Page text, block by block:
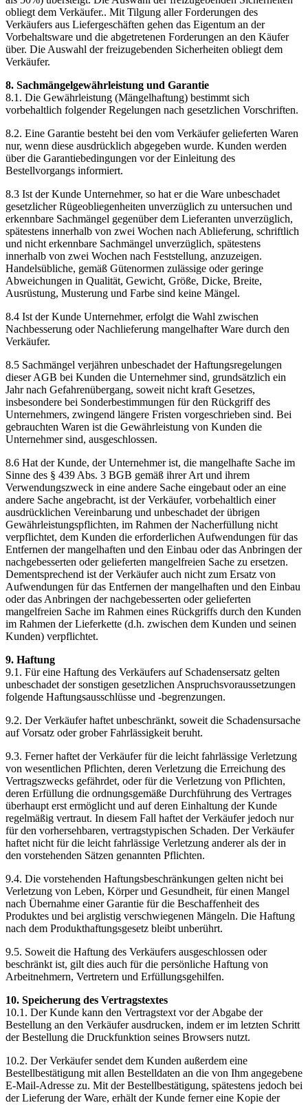
obliegt dem Verkäufer.. Mit Tilgung aller Forderungen des
Verkäufers aus Liefergeschäften gehen das Eigentum an der
Vorbehaltsware und die abgetretenen Forderungen an den Käufer
über. Die Auswahl der freizugebenden Sicherheiten obliegt dem
Verkäufer.
8. Sachmängelgewährleistung und Garantie
8.1. Die Gewährleistung (Mängelhaftung) bestimmt sich
vorbehaltlich folgender Regelungen nach gesetzlichen Vorschriften.
8.2. Eine Garantie besteht bei den vom Verkäufer gelieferten Waren
nur, wenn diese ausdrücklich abgegeben wurde. Kunden werden
über die Garantiebedingungen vor der Einleitung des
Bestellvorgangs informiert.
8.3 Ist der Kunde Unternehmer, so hat er die Ware unbeschadet
gesetzlicher Rügeobliegenheiten unverzüglich zu untersuchen und
erkennbare Sachmängel gegenüber dem Lieferanten unverzüglich,
spätestens innerhalb von zwei Wochen nach Ablieferung, schriftlich
und nicht erkennbare Sachmängel unverzüglich, spätestens
innerhalb von zwei Wochen nach Feststellung, anzuzeigen.
Handelsübliche, gemäß Gütenormen zulässige oder geringe
Abweichungen in Qualität, Gewicht, Größe, Dicke, Breite,
Ausrüstung, Musterung und Farbe sind keine Mängel.
8.4 Ist der Kunde Unternehmer, erfolgt die Wahl zwischen
Nachbesserung oder Nachlieferung mangelhafter Ware durch den
Verkäufer.
8.5 Sachmängel verjähren unbeschadet der Haftungsregelungen
dieser AGB bei Kunden die Unternehmer sind, grundsätzlich ein
Jahr nach Gefahrenübergang, soweit nicht kraft Gesetzes,
insbesondere bei Sonderbestimmungen für den Rückgriff des
Unternehmers, zwingend längere Fristen vorgeschrieben sind. Bei
gebrauchten Waren ist die Gewährleistung von Kunden die
Unternehmer sind, ausgeschlossen.
8.6 Hat der Kunde, der Unternehmer ist, die mangelhafte Sache im
Sinne des § 439 Abs. 3 BGB gemäß ihrer Art und ihrem
Verwendungszweck in eine andere Sache eingebaut oder an eine
andere Sache angebracht, ist der Verkäufer, vorbehaltlich einer
ausdrücklichen Vereinbarung und unbeschadet der übrigen
Gewährleistungspflichten, im Rahmen der Nacherfüllung nicht
verpflichtet, dem Kunden die erforderlichen Aufwendungen für das
Entfernen der mangelhaften und den Einbau oder das Anbringen der
nachgebesserten oder gelieferten mangelfreien Sache zu ersetzen.
Dementsprechend ist der Verkäufer auch nicht zum Ersatz von
Aufwendungen für das Entfernen der mangelhaften und den Einbau
oder das Anbringen der nachgebesserten oder gelieferten
mangelfreien Sache im Rahmen eines Rückgriffs durch den Kunden
im Rahmen der Lieferkette (d.h. zwischen dem Kunden und seinen
Kunden) verpflichtet.
9. Haftung
9.1. Für eine Haftung des Verkäufers auf Schadensersatz gelten
unbeschadet der sonstigen gesetzlichen Anspruchsvoraussetzungen
folgende Haftungsausschlüsse und -begrenzungen.
9.2. Der Verkäufer haftet unbeschränkt, soweit die Schadensursache
auf Vorsatz oder grober Fahrlässigkeit beruht.
9.3. Ferner haftet der Verkäufer für die leicht fahrlässige Verletzung
von wesentlichen Pflichten, deren Verletzung die Erreichung des
Vertragszwecks gefährdet, oder für die Verletzung von Pflichten,
deren Erfüllung die ordnungsgemäße Durchführung des Vertrages
überhaupt erst ermöglicht und auf deren Einhaltung der Kunde
regelmäßig vertraut. In diesem Fall haftet der Verkäufer jedoch nur
für den vorhersehbaren, vertragstypischen Schaden. Der Verkäufer
haftet nicht für die leicht fahrlässige Verletzung anderer als der in
den vorstehenden Sätzen genannten Pflichten.
9.4. Die vorstehenden Haftungsbeschränkungen gelten nicht bei
Verletzung von Leben, Körper und Gesundheit, für einen Mangel
nach Übernahme einer Garantie für die Beschaffenheit des
Produktes und bei arglistig verschwiegenen Mängeln. Die Haftung
nach dem Produkthaftungsgesetz bleibt unberührt.
9.5. Soweit die Haftung des Verkäufers ausgeschlossen oder
beschränkt ist, gilt dies auch für die persönliche Haftung von
Arbeitnehmern, Vertretern und Erfüllungsgehilfen.
10. Speicherung des Vertragstextes
10.1. Der Kunde kann den Vertragstext vor der Abgabe der
Bestellung an den Verkäufer ausdrucken, indem er im letzten Schritt
der Bestellung die Druckfunktion seines Browsers nutzt.
10.2. Der Verkäufer sendet dem Kunden außerdem eine
Bestellbestätigung mit allen Bestelldaten an die von Ihm angegebene
E-Mail-Adresse zu. Mit der Bestellbestätigung, spätestens jedoch bei
der Lieferung der Ware, erhält der Kunde ferner eine Kopie der